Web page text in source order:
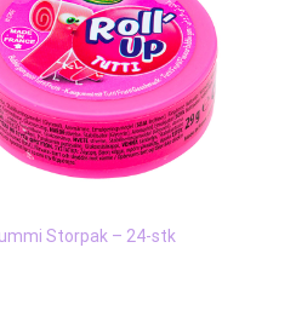
Storpak – 24-stk